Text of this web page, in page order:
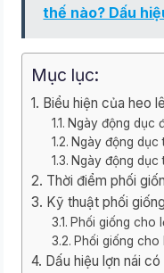
thế nào? Dấu
Mục lục:
Biểu hiện của heo
Ngày động dục
Ngày động dục
Ngày động dục
Thời điểm phối
Kỹ thuật phối
Phối giống cho
Phối giống cho
Dấu hiệu lợn nái có